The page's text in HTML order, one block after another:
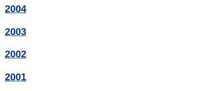
2004
2003
2002
2001